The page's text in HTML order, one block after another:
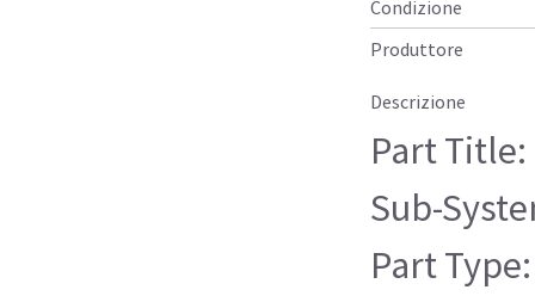
Condizione
Produttore
Descrizione
Part Title:
Sub-
Part Type: